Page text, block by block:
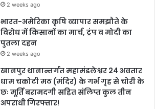
2 weeks ago
भारत-अमेरिका कृषि व्यापार समझौते के
विरोध में किसानों का मार्च, ट्रंप व मोदी का
पुतला दहन
2 weeks ago
खानपुर थानान्तर्गत महामंडलेश्वर 24 अवतार
धाम चकोटी मठ (मंदिर) के गर्भ गृह से चोरी के
छः मूर्ति बरामदगी सहित संलिप्त कुल तीन
अपराधी गिरफ्तार!